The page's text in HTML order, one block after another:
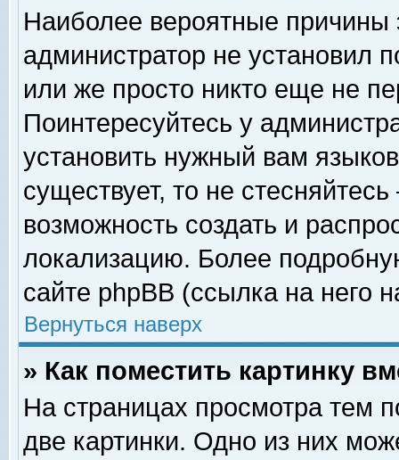
Наиболее вероятные причины
администратор не установил
или же просто никто еще не
Поинтересуйтесь у
установить нужный вам
существует, то не
возможность создать и
локализацию. Более
сайте phpBB (ссылка на него
Вернуться наверх
» Как поместить картинку
На страницах просмотра тем
две картинки. Одно из них